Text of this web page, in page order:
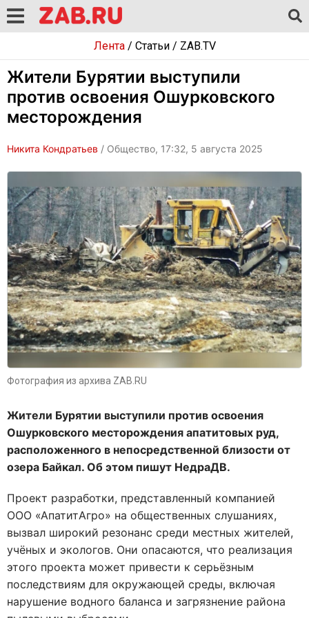
Лента/ Статьи/ ZAB.TV
Жители Бурятии выступили
против освоения Ошурковского
месторождения
Никита Кондратьев / Общество, 17:32, 5 августа 2025
Фотография из архива ZAB.RU
Жители Бурятии выступили против освоения
Ошурковского месторождения апатитовых руд,
расположенного в непосредственной близости от
озера Байкал. Об этом пишут НедраДВ.
Проект разработки, представленный компанией
ООО «АпатитАгро» на общественных слушаниях,
вызвал широкий резонанс среди местных жителей,
учёных и экологов. Они опасаются, что реализация
этого проекта может привести к серьёзным
последствиям для окружающей среды, включая
нарушение водного баланса и загрязнение района